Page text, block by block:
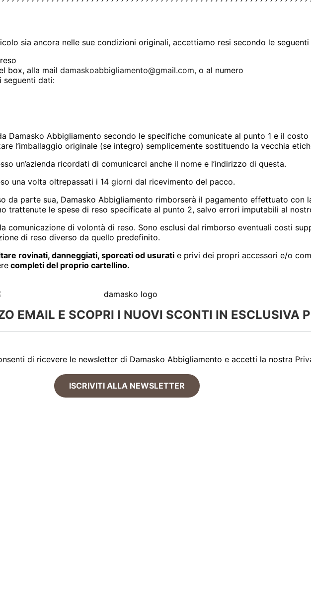
sia ancora nelle sue condizioni originali, accettiamo resi secondo le
box, alla mail damaskoabbigliamento@gmail.com, o al numero
seguenti dati:
Damasko Abbigliamento secondo le specifiche comunicate al punto 1 e il
l’imballaggio originale (se integro) semplicemente sostituendo la vecchia
un’azienda ricordati di comunicarci anche il nome e l’indirizzo di questa.
una volta oltrepassati i 14 giorni dal ricevimento del pacco.
da parte sua, Damasko Abbigliamento rimborserà il pagamento effettuato con
trattenute le spese di reso specificate al punto 2, salvo errori imputabili al
comunicazione di volontà di reso. Sono esclusi dal rimborso eventuali costi
di reso diverso da quello predefinito.
rovinati, danneggiati, sporcati od usurati e privi dei propri accessori e/o
completi del proprio cartellino.
EMAIL E SCOPRI I NUOVI SCONTI IN ESCLUSIVA
di ricevere le newsletter di Damasko Abbigliamento e accetti la nostra
ISCRIVITI ALLA NEWSLETTER